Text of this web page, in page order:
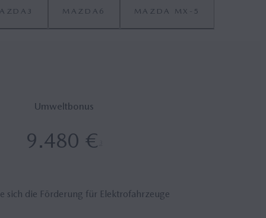
MAZDA6 MAZDA MX‑5
Umweltbonus
9.480 €
sich die Förderung für Elektrofahrzeuge